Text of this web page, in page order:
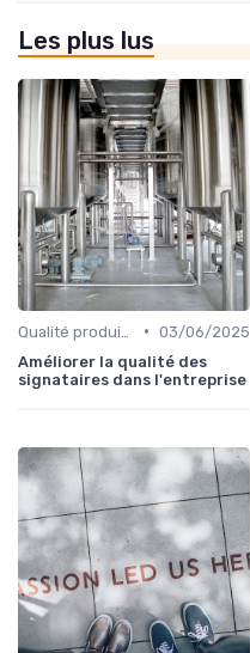
Les plus lus
• 03/06/2025
Améliorer la qualité des
signataires dans l'entreprise